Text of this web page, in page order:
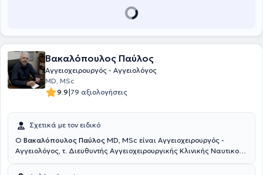
Βακαλόπουλος Παύλος
Αγγειοχειρουργός - Αγγειολόγος
MD, MSc
9.9|79 αξιολογήσεις
Σχετικά με τον ειδικό
Ο Βακαλόπουλος Παύλος MD, MSc είναι Αγγειοχειρουργός -
Αγγειολόγος, τ. Διευθυντής Αγγειοχειρουργικής Κλινικής Ναυτικού
στο Mediterraneo Hospital στη Γλυφάδα. Απόφοιτος της